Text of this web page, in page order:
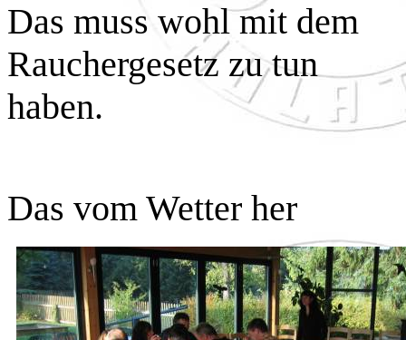
Das muss wohl mit dem
Rauchergesetz zu tun
haben.
Das vom Wetter her